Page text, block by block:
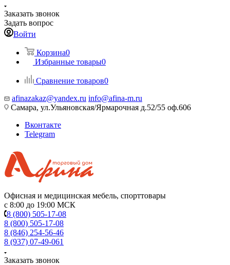
Заказать звонок
Задать вопрос
Войти
Корзина0
Избранные товары0
Сравнение товаров0
afinazakaz@yandex.ru info@afina-m.ru
Самара, ул.Ульяновская/Ярмарочная д.52/55 оф.606
Вконтакте
Telegram
Офисная и медицинская мебель, спорттовары
с 8:00 до 19:00 МСК
8 (800) 505-17-08
8 (800) 505-17-08
8 (846) 254-56-46
8 (937) 07-49-061
Заказать звонок